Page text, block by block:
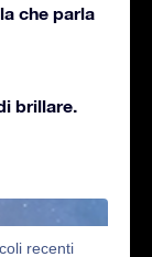
che parla
brillare.
recenti